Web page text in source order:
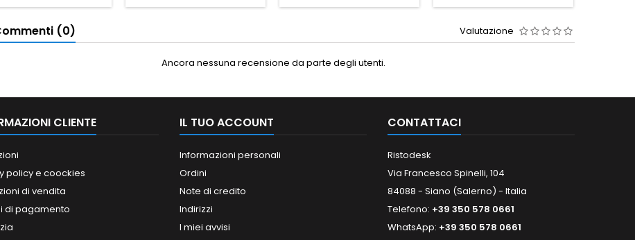
(0) Valutazione
Ancora nessuna recensione da parte degli utenti.
CLIENTE
policy e coockies
di vendita
di pagamento
IL TUO ACCOUNT
Informazioni personali
Ordini
Note di credito
Indirizzi
I miei avvisi
CONTATTACI
Ristodesk
Via Francesco Spinelli, 104
84088 - Siano (Salerno) - Italia
Telefono: +39 350 578 0661
WhatsApp: +39 350 578 0661